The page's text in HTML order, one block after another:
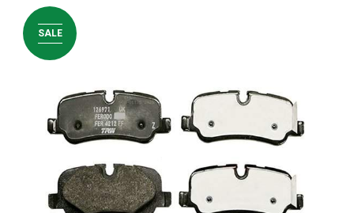
SALE